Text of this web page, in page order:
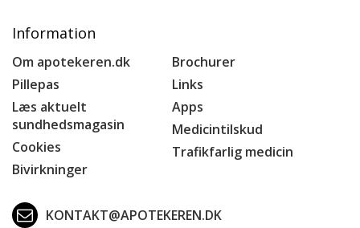
Information
Om apotekeren.dk
Pillepas
Læs aktuelt
sundhedsmagasin
Cookies
Bivirkninger
Brochurer
Links
Apps
Medicintilskud
Trafikfarlig medicin
KONTAKT@APOTEKEREN.DK